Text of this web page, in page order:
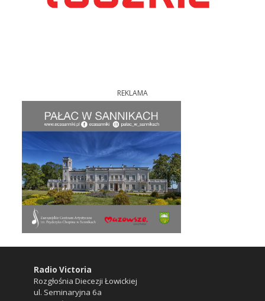
REKLAMA
Radio Victoria
Rozgłośnia Diecezji Łowickiej
ul. Seminaryjna 6a